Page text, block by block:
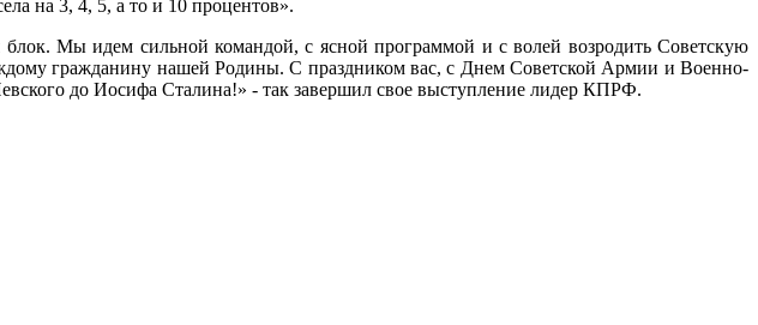
на 3, 4, 5, а то и 10 процентов».
Мы идем сильной командой, с ясной программой и с волей возродить Советскую
гражданину нашей Родины. С праздником вас, с Днем Советской Армии и Военно-
до Иосифа Сталина!» - так завершил свое выступление лидер КПРФ.